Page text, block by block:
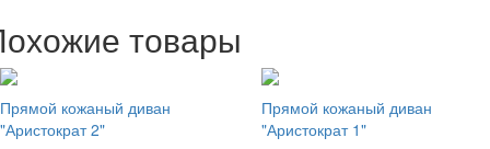
товары
Прямой кожаный диван
"Аристократ 2"
Прямой кожаный диван
"Аристократ 1"